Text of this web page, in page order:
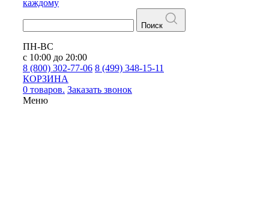
каждому
Поиск
ПН-ВС
с 10:00 до 20:00
8 (800) 302-77-06 8 (499) 348-15-11
КОРЗИНА
0 товаров. Заказать звонок
Меню